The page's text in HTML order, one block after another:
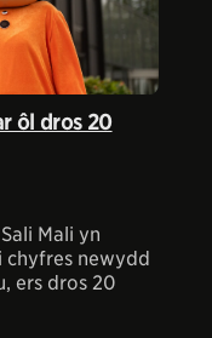
ôl dros 20
Mali yn
chyfres newydd
ers dros 20